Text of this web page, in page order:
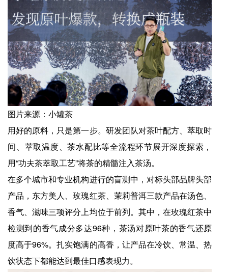
图片来源：小罐茶
用好的原料，只是第一步。研发团队对茶叶配方、萃取时
间、萃取温度、茶水配比等全流程环节展开深度探索，
用“功夫茶萃取工艺”将茶的精髓注入茶汤。
在多个城市和专业机构进行的盲测中，对标头部品牌头部
产品，东方美人、玫瑰红茶、茉莉普洱三款产品在汤色、
香气、滋味三项评分上均位于前列。其中，在玫瑰红茶中
检测到的香气成分多达96种，茶汤对原叶茶的香气还原
度高于96%。扎实饱满的高香，让产品在冷饮、常温、热
饮状态下都能达到最佳口感表现力。